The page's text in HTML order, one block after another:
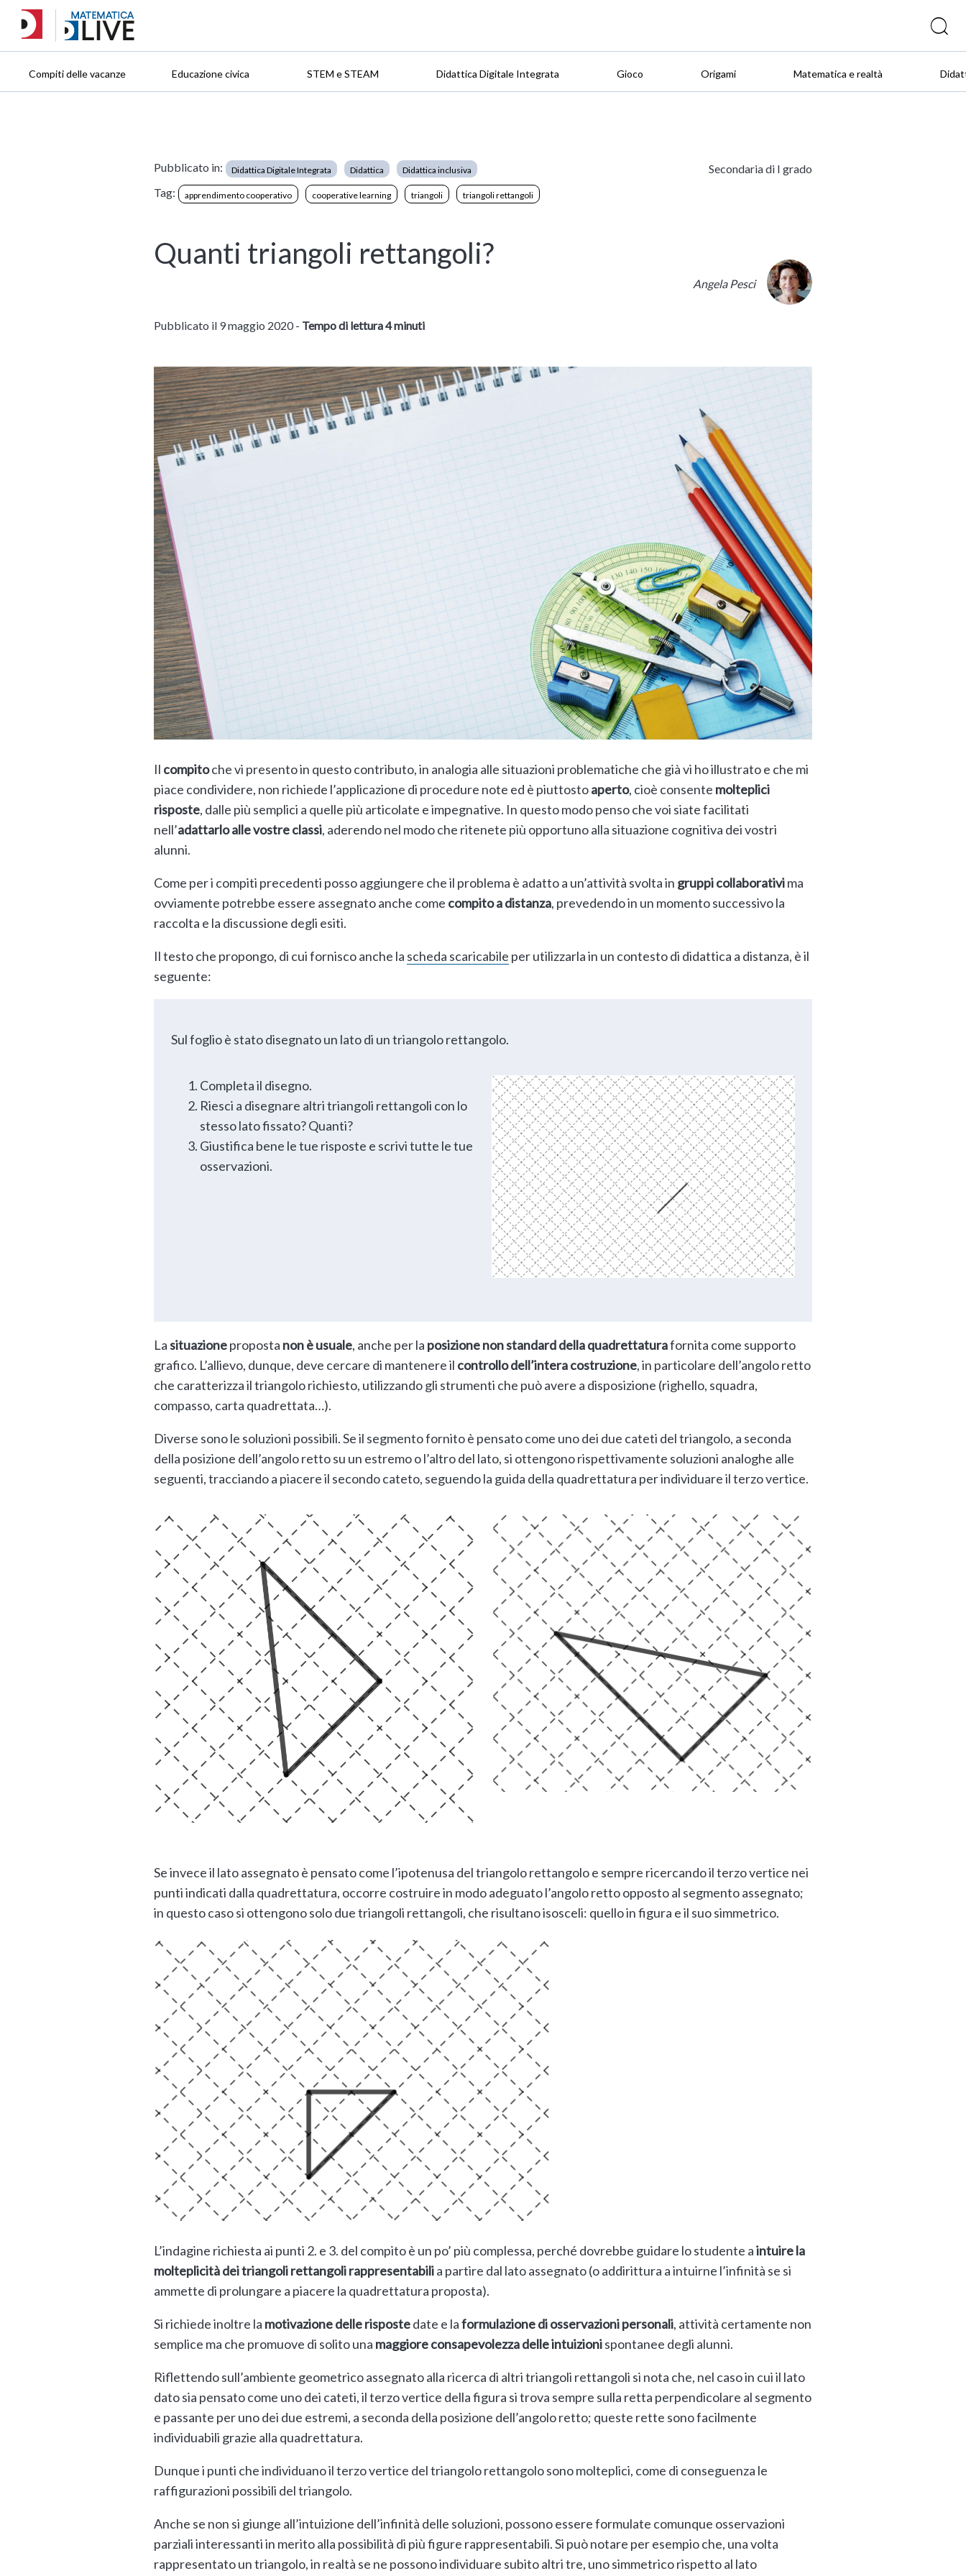
Compiti delle vacanze Educazione civica STEM e STEAM Didattica Digitale Integrata Gioco Origami Matematica e realtà
Pubblicato in: Didattica Digitale Integrata Didattica Didattica inclusiva
Tag: apprendimento cooperativo cooperative learning triangoli triangoli rettangoli
Secondaria di I grado
Quanti triangoli rettangoli?
Angela Pesci
Pubblicato il 9 maggio 2020 - Tempo di lettura 4 minuti
Il compitoche vi presento in questo contributo, in analogia alle situazioni problematiche che già vi ho illustrato e che mi
piace condividere, non richiede l’applicazione di procedure note ed è piuttostoaperto, cioè consente molteplici
risposte, dalle più semplici a quelle più articolate e impegnative. In questo modo penso che voi siate facilitati
nell’adattarlo alle vostre classi, aderendo nel modo che ritenete più opportuno alla situazione cognitiva dei vostri
alunni.
Come per i compiti precedenti posso aggiungere che il problema è adatto a un’attività svolta in gruppi collaborativima
ovviamente potrebbe essere assegnato anche come compito a distanza, prevedendo in un momento successivo la
raccolta e la discussione degli esiti.
Il testo che propongo, di cui fornisco anche la scheda scaricabile per utilizzarla in un contesto di didattica a distanza, è il
seguente:
Sul foglio è stato disegnato un lato di un triangolo rettangolo.
Completa il disegno.
Riesci a disegnare altri triangoli rettangoli con lo
stesso lato fissato? Quanti?
Giustifica bene le tue risposte e scrivi tutte le tue
osservazioni.
Lasituazioneproposta non è usuale, anche per la posizione non standard della quadrettaturafornita come supporto
grafico. L’allievo, dunque, deve cercare di mantenere il controllo dell’intera costruzione, in particolare dell’angolo retto
che caratterizza il triangolo richiesto, utilizzando gli strumenti che può avere a disposizione (righello, squadra,
compasso, carta quadrettata…).
Diverse sono le soluzioni possibili. Se il segmento fornito è pensato come uno dei due cateti del triangolo, a seconda
della posizione dell’angolo retto su un estremo o l’altro del lato, si ottengono rispettivamente soluzioni analoghe alle
seguenti, tracciando a piacere il secondo cateto, seguendo la guida della quadrettatura per individuare il terzo vertice.
Se invece il lato assegnato è pensato come l’ipotenusa del triangolo rettangolo e sempre ricercando il terzo vertice nei
punti indicati dalla quadrettatura, occorre costruire in modo adeguato l’angolo retto opposto al segmento assegnato;
in questo caso si ottengono solo due triangoli rettangoli, che risultano isosceli: quello in figura e il suo simmetrico.
L’indagine richiesta ai punti 2. e 3. del compito è un po’ più complessa, perché dovrebbe guidare lo studente aintuire la
molteplicità dei triangoli rettangoli rappresentabilia partire dal lato assegnato (o addirittura a intuirne l’infinità se si
ammette di prolungare a piacere la quadrettatura proposta).
Si richiede inoltre la motivazione delle rispostedate e laformulazione di osservazioni personali, attività certamente non
semplice ma che promuove di solito una maggiore consapevolezza delle intuizionispontanee degli alunni.
Riflettendo sull’ambiente geometrico assegnato alla ricerca di altri triangoli rettangoli si nota che, nel caso in cui il lato
dato sia pensato come uno dei cateti, il terzo vertice della figura si trova sempre sulla retta perpendicolare al segmento
e passante per uno dei due estremi, a seconda della posizione dell’angolo retto; queste rette sono facilmente
individuabili grazie alla quadrettatura.
Dunque i punti che individuano il terzo vertice del triangolo rettangolo sono molteplici, come di conseguenza le
raffigurazioni possibili del triangolo.
Anche se non si giunge all’intuizione dell’infinità delle soluzioni, possono essere formulate comunque osservazioni
parziali interessanti in merito alla possibilità di più figure rappresentabili. Si può notare per esempio che, una volta
rappresentato un triangolo, in realtà se ne possono individuare subito altri tre, uno simmetrico rispetto al lato